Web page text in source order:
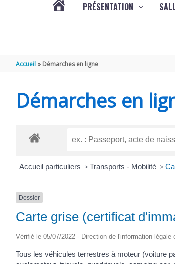
PRÉSENTATION
Accueil Démarches en ligne
Démarches en
Accueil particuliers > Transports - Mobilité >
Dossier
Carte grise (certificat
Vérifié le 05/07/2022 - Direction de l'information
Tous les véhicules terrestres à moteur (voiture